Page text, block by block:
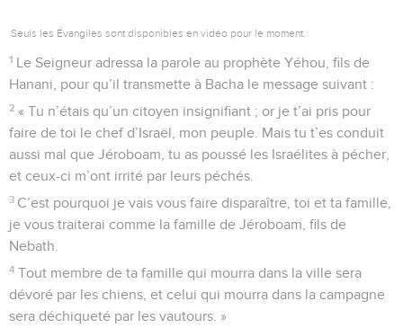
Seuls les Évangiles sont disponibles en vidéo pour le moment.
1 Le Seigneur adressa la parole au prophète Yéhou, fils de
Hanani, pour qu’il transmette à Bacha le message suivant :
2 « Tu n’étais qu’un citoyen insignifiant ; or je t’ai pris pour
faire de toi le chef d’Israël, mon peuple. Mais tu t’es conduit
aussi mal que Jéroboam, tu as poussé les Israélites à pécher,
et ceux-ci m’ont irrité par leurs péchés.
3 C’est pourquoi je vais vous faire disparaître, toi et ta famille,
je vous traiterai comme la famille de Jéroboam, fils de
Nebath.
4 Tout membre de ta famille qui mourra dans la ville sera
dévoré par les chiens, et celui qui mourra dans la campagne
sera déchiqueté par les vautours. »